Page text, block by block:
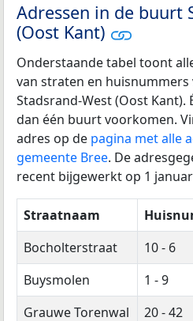
Adressen in de buurt
(Oost Kant)
Onderstaande tabel toont
van straten en
Stadsrand-West (Oost Kant).
dan één buurt voorkomen.
adres op de pagina met alle
gemeente Bree. De
recent bijgewerkt op 1
Straatnaam
Bocholterstraat
10 - 6
Buysmolen
1 - 9
Grauwe Torenwal
20 - 42